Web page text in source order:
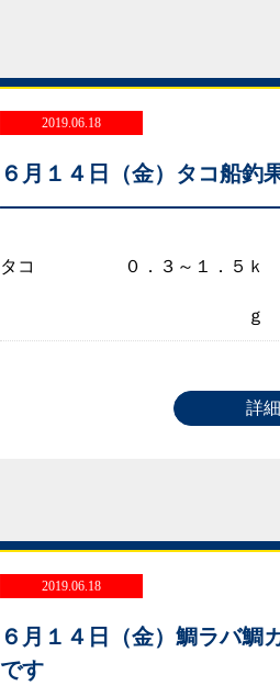
2019.06.18
６月１４日（金）タコ船釣
タコ ０．３～１．５ｋ
ｇ
詳
2019.06.18
６月１４日（金）鯛ラバ鯛
です